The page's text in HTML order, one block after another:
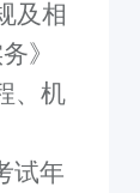
及相
》
、机
试年